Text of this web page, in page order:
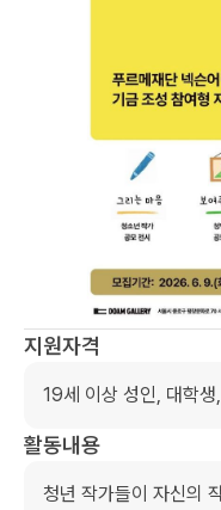
지원자격
19세 이상 성인, 대학
활동내용
청년 작가들이 자신의